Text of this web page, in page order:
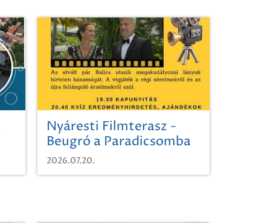
Nyáresti Filmterasz -
Beugró a Paradicsomba
2026.07.20.